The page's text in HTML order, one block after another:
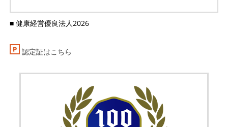
■ 健康経営優良法人2026
認定証はこちら